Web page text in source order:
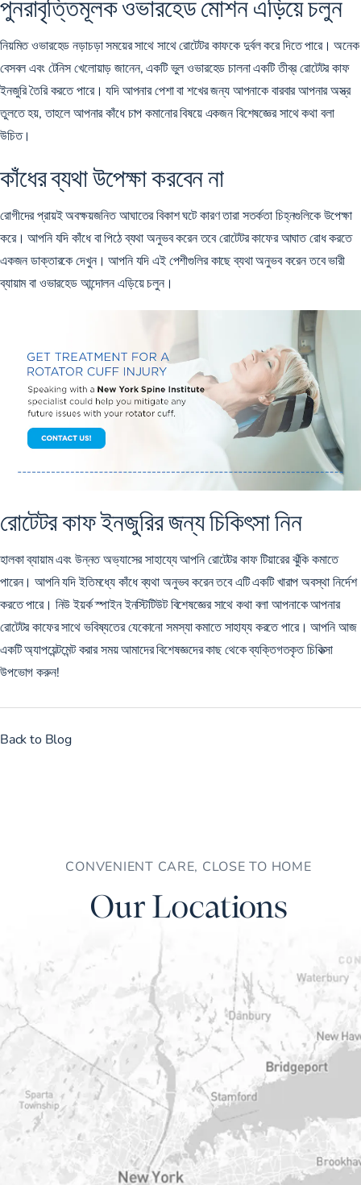
পুনরাবৃত্তিমূলক ওভারহেড মোশন এড়িয়ে চলুন
নিয়মিত ওভারহেড নড়াচড়া সময়ের সাথে সাথে রোটেটর কাফকে দুর্বল করে দিতে পারে। অনেক
বেসবল এবং টেনিস খেলোয়াড় জানেন, একটি ভুল ওভারহেড চালনা একটি তীব্র রোটেটর কাফ
ইনজুরি তৈরি করতে পারে। যদি আপনার পেশা বা শখের জন্য আপনাকে বারবার আপনার অস্ত্র
তুলতে হয়, তাহলে আপনার কাঁধে চাপ কমানোর বিষয়েএকজন বিশেষজ্ঞের সাথে কথা বলা
উচিত।
কাঁধের ব্যথা উপেক্ষা করবেন না
রোগীদের প্রায়ই অবক্ষয়জনিত আঘাতের বিকাশ ঘটে কারণ তারা সতর্কতা চিহ্নগুলিকে উপেক্ষা
করে। আপনি যদি কাঁধে বা পিঠে ব্যথা অনুভব করেন তবে রোটেটর কাফের আঘাত রোধ করতে
একজন ডাক্তারকে দেখুন। আপনি যদি এই পেশীগুলির কাছে ব্যথা অনুভব করেন তবে ভারী
ব্যায়াম বা ওভারহেড আন্দোলন এড়িয়ে চলুন।
রোটেটর কাফ ইনজুরির জন্য চিকিৎসা নিন
হালকা ব্যায়াম এবং উন্নত অভ্যাসের সাহায্যে আপনি রোটেটর কাফ টিয়ারের ঝুঁকি কমাতে
পারেন। আপনি যদি ইতিমধ্যে কাঁধে ব্যথা অনুভব করেন তবে এটি একটি খারাপ অবস্থা নির্দেশ
করতে পারে। নিউ ইয়র্ক স্পাইন ইনস্টিটিউট বিশেষজ্ঞের সাথে কথা বলা আপনাকে আপনার
রোটেটর কাফের সাথে ভবিষ্যতের যেকোনো সমস্যা কমাতে সাহায্য করতে পারে। আপনিআজ
একটি অ্যাপয়েন্টমেন্ট করারসময় আমাদের বিশেষজ্ঞদের কাছ থেকে ব্যক্তিগতকৃত চিকিত্সা
উপভোগ করুন!
Back to Blog
CONVENIENT CARE, CLOSE TO HOME
Our Locations